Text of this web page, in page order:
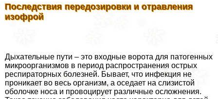
Последствия передозировки и отравления
изофрой
Дыхательные пути – это входные ворота для патогенных
микроорганизмов в период распространения острых
респираторных болезней. Бывает, что инфекция не
проникает во весь организм, а оседает на слизистой
оболочке носа и провоцирует различные осложнения.